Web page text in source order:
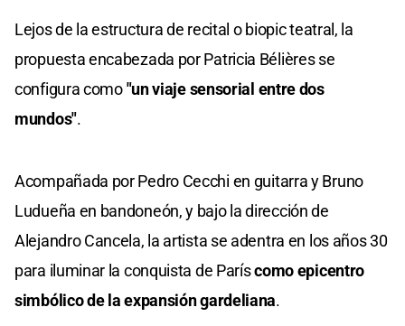
Lejos de la estructura de recital o biopic teatral, la
propuesta encabezada por Patricia Bélières se
configura como"un viaje sensorial entre dos
mundos".
Acompañada por Pedro Cecchi en guitarra y Bruno
Ludueña en bandoneón, y bajo la dirección de
Alejandro Cancela, la artista se adentra en los años 30
para iluminar la conquista de Paríscomo epicentro
simbólico de la expansión gardeliana.